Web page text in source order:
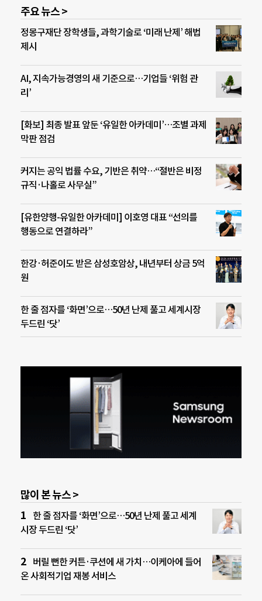
주요 뉴스 >
정몽구재단 장학생들, 과학기술로 ‘미래 난제’ 해법
제시
AI, 지속가능경영의 새 기준으로…기업들 ‘위험 관
리’
[화보] 최종 발표 앞둔 ‘유일한 아카데미’…조별 과제
막판 점검
커지는 공익 법률 수요, 기반은 취약…“절반은 비정
규직·나홀로 사무실”
[유한양행-유일한 아카데미] 이호영 대표 “선의를
행동으로 연결하라”
한강·허준이도 받은 삼성호암상, 내년부터 상금 5억
원
한 줄 점자를 ‘화면’으로…50년 난제 풀고 세계시장
두드린 ‘닷’
많이 본 뉴스 >
한 줄 점자를 ‘화면’으로…50년 난제 풀고 세계
시장 두드린 ‘닷’
버릴 뻔한 커튼·쿠션에 새 가치…이케아에 들어
온 사회적기업 재봉 서비스